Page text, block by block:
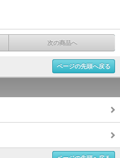
次の商品へ
ページの先頭へ戻る